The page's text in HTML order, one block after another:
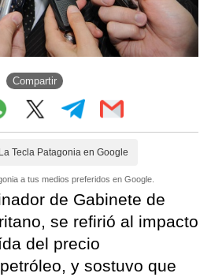
Compartir
Tecla Patagonia en Google
a tus medios preferidos en Google.
de Gabinete de
se refirió al impacto
del precio
y sostuvo que